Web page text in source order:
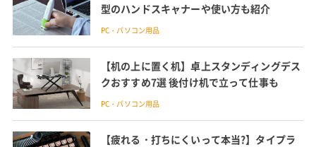
型のハンドスキャナーや使い方も紹介
PC・パソコン用品
【机の上に置く机】卓上スタンディングデス
クおすすめ7選 後付け机で立って仕事も
PC・パソコン用品
【疲れる・打ちにくいって本当?】タイプラ